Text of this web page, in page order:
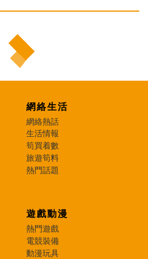
網絡生活
網絡熱話
生活情報
筍買着數
旅遊筍料
熱門話題
遊戲動漫
熱門遊戲
電競裝備
動漫玩具